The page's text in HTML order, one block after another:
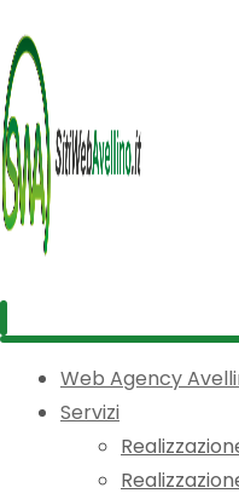
Web Agency
Servizi